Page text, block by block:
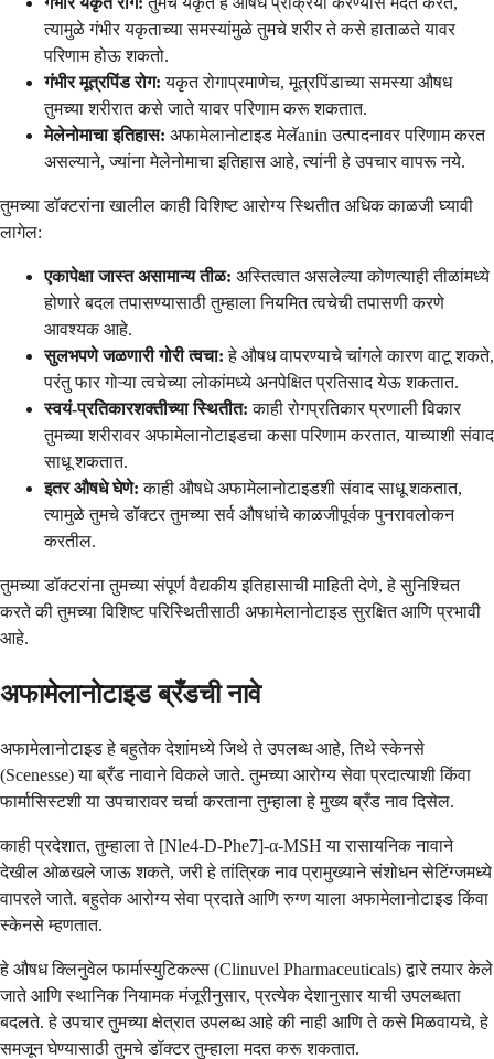
त्यामुळे गंभीर यकृताच्या समस्यांमुळे तुमचे शरीर ते कसे हाताळते यावर
परिणाम होऊ शकतो.
गंभीर मूत्रपिंड रोग: यकृत रोगाप्रमाणेच, मूत्रपिंडाच्या समस्या औषध
तुमच्या शरीरात कसे जाते यावर परिणाम करू शकतात.
मेलेनोमाचा इतिहास: अफामेलानोटाइड मेलॅanin उत्पादनावर परिणाम करत
असल्याने, ज्यांना मेलेनोमाचा इतिहास आहे, त्यांनी हे उपचार वापरू नये.
तुमच्या डॉक्टरांना खालील काही विशिष्ट आरोग्य स्थितीत अधिक काळजी घ्यावी
लागेल:
एकापेक्षा जास्त असामान्य तीळ: अस्तित्वात असलेल्या कोणत्याही तीळांमध्ये
होणारे बदल तपासण्यासाठी तुम्हाला नियमित त्वचेची तपासणी करणे
आवश्यक आहे.
सुलभपणे जळणारी गोरी त्वचा: हे औषध वापरण्याचे चांगले कारण वाटू शकते,
परंतु फार गोऱ्या त्वचेच्या लोकांमध्ये अनपेक्षित प्रतिसाद येऊ शकतात.
स्वयं-प्रतिकारशक्तीच्या स्थितीत: काही रोगप्रतिकार प्रणाली विकार
तुमच्या शरीरावर अफामेलानोटाइडचा कसा परिणाम करतात, याच्याशी संवाद
साधू शकतात.
इतर औषधे घेणे: काही औषधे अफामेलानोटाइडशी संवाद साधू शकतात,
त्यामुळे तुमचे डॉक्टर तुमच्या सर्व औषधांचे काळजीपूर्वक पुनरावलोकन
करतील.
तुमच्या डॉक्टरांना तुमच्या संपूर्ण वैद्यकीय इतिहासाची माहिती देणे, हे सुनिश्चित
करते की तुमच्या विशिष्ट परिस्थितीसाठी अफामेलानोटाइड सुरक्षित आणि प्रभावी
आहे.
अफामेलानोटाइड ब्रँडची नावे
अफामेलानोटाइड हे बहुतेक देशांमध्ये जिथे ते उपलब्ध आहे, तिथे स्केनसे
(Scenesse) या ब्रँड नावाने विकले जाते. तुमच्या आरोग्य सेवा प्रदात्याशी किंवा
फार्मासिस्टशी या उपचारावर चर्चा करताना तुम्हाला हे मुख्य ब्रँड नाव दिसेल.
काही प्रदेशात, तुम्हाला ते [Nle4-D-Phe7]-α-MSH या रासायनिक नावाने
देखील ओळखले जाऊ शकते, जरी हे तांत्रिक नाव प्रामुख्याने संशोधन सेटिंग्जमध्ये
वापरले जाते. बहुतेक आरोग्य सेवा प्रदाते आणि रुग्ण याला अफामेलानोटाइड किंवा
स्केनसे म्हणतात.
हे औषध क्लिनुवेल फार्मास्युटिकल्स (Clinuvel Pharmaceuticals) द्वारे तयार केले
जाते आणि स्थानिक नियामक मंजूरीनुसार, प्रत्येक देशानुसार याची उपलब्धता
बदलते. हे उपचार तुमच्या क्षेत्रात उपलब्ध आहे की नाही आणि ते कसे मिळवायचे, हे
समजून घेण्यासाठी तुमचे डॉक्टर तुम्हाला मदत करू शकतात.